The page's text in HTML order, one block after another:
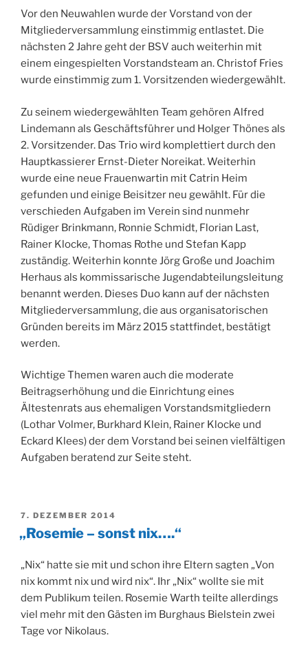
Vor den Neuwahlen wurde der Vorstand von der
Mitgliederversammlung einstimmig entlastet. Die
nächsten 2 Jahre geht der BSV auch weiterhin mit
einem eingespielten Vorstandsteam an. Christof Fries
wurde einstimmig zum 1. Vorsitzenden wiedergewählt.
Zu seinem wiedergewählten Team gehören Alfred
Lindemann als Geschäftsführer und Holger Thönes als
2. Vorsitzender. Das Trio wird komplettiert durch den
Hauptkassierer Ernst-Dieter Noreikat. Weiterhin
wurde eine neue Frauenwartin mit Catrin Heim
gefunden und einige Beisitzer neu gewählt. Für die
verschieden Aufgaben im Verein sind nunmehr
Rüdiger Brinkmann, Ronnie Schmidt, Florian Last,
Rainer Klocke, Thomas Rothe und Stefan Kapp
zuständig. Weiterhin konnte Jörg Große und Joachim
Herhaus als kommissarische Jugendabteilungsleitung
benannt werden. Dieses Duo kann auf der nächsten
Mitgliederversammlung, die aus organisatorischen
Gründen bereits im März 2015 stattfindet, bestätigt
werden.
Wichtige Themen waren auch die moderate
Beitragserhöhung und die Einrichtung eines
Ältestenrats aus ehemaligen Vorstandsmitgliedern
(Lothar Volmer, Burkhard Klein, Rainer Klocke und
Eckard Klees) der dem Vorstand bei seinen vielfältigen
Aufgaben beratend zur Seite steht.
VERÖFFENTLICHT
AM
7. DEZEMBER 2014
„Rosemie – sonst nix….“
„Nix“ hatte sie mit und schon ihre Eltern sagten „Von
nix kommt nix und wird nix“. Ihr „Nix“ wollte sie mit
dem Publikum teilen. Rosemie Warth teilte allerdings
viel mehr mit den Gästen im Burghaus Bielstein zwei
Tage vor Nikolaus.